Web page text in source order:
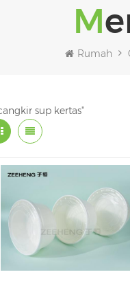
Rumah
sup kertas"